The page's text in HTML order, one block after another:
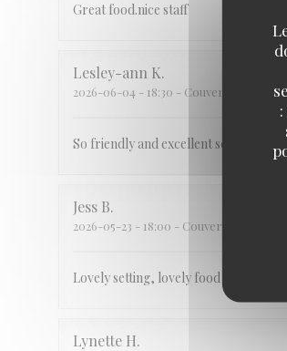
Great food.nice staff
Lesley-ann K
2026-06-04 - 18:30 - Couverts 5
So friendly and excellent service
Jess B
2026-05-23 - 18:00 - Couverts 4
Lovely setting, lovely food and brilliant
Lynette H